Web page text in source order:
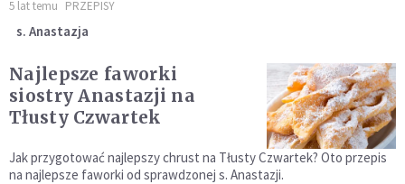
5 lat temu PRZEPISY
s. Anastazja
Najlepsze faworki
siostry Anastazji na
Tłusty Czwartek
Jak przygotować najlepszy chrust na Tłusty Czwartek? Oto przepis
na najlepsze faworki od sprawdzonej s. Anastazji.